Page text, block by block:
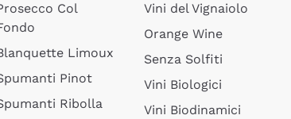
Col
Limoux
Pinot
Ribolla
Vini del Vignaiolo
Orange Wine
Senza Solfiti
Vini Biologici
Vini Biodinamici